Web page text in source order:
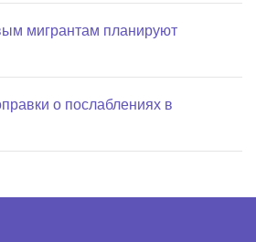
мигрантам планируют
о послаблениях в